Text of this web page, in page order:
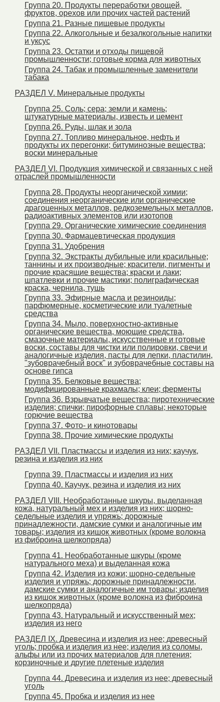
Группа 20. Продукты переработки овощей,
фруктов, орехов или прочих частей растений
Группа 21. Разные пищевые продукты
Группа 22. Алкогольные и безалкогольные напитки
и уксус
Группа 23. Остатки и отходы пищевой
промышленности; готовые корма для животных
Группа 24. Табак и промышленные заменители
табака
РАЗДЕЛ V. Минеральные продукты
Группа 25. Соль; сера; земли и камень;
штукатурные материалы, известь и цемент
Группа 26. Руды, шлак и зола
Группа 27. Топливо минеральное, нефть и
продукты их перегонки; битуминозные вещества;
воски минеральные
РАЗДЕЛ VI. Продукция химической и связанных с ней
отраслей промышленности
Группа 28. Продукты неорганической химии;
соединения неорганические или органические
драгоценных металлов, редкоземельных металлов,
радиоактивных элементов или изотопов
Группа 29. Органические химические соединения
Группа 30. Фармацевтическая продукция
Группа 31. Удобрения
Группа 32. Экстракты дубильные или красильные;
таннины и их производные; красители, пигменты и
прочие красящие вещества; краски и лаки;
шпатлевки и прочие мастики; полиграфическая
краска, чернила, тушь
Группа 33. Эфирные масла и резиноиды;
парфюмерные, косметические или туалетные
средства
Группа 34. Мыло, поверхностно-активные
органические вещества, моющие средства,
смазочные материалы, искусственные и готовые
воски, составы для чистки или полировки, свечи и
аналогичные изделия, пасты для лепки, пластилин,
"зубоврачебный воск" и зубоврачебные составы на
основе гипса
Группа 35. Белковые вещества;
модифицированные крахмалы; клеи; ферменты
Группа 36. Взрывчатые вещества; пиротехнические
изделия; спички; пирофорные сплавы; некоторые
горючие вещества
Группа 37. Фото- и кинотовары
Группа 38. Прочие химические продукты
РАЗДЕЛ VII. Пластмассы и изделия из них; каучук,
резина и изделия из них
Группа 39. Пластмассы и изделия из них
Группа 40. Каучук, резина и изделия из них
РАЗДЕЛ VIII. Hеобработанные шкуры, выделанная
кожа, натуральный мех и изделия из них; шорно-
седельные изделия и упряжь; дорожные
принадлежности, дамские сумки и аналогичные им
товары; изделия из кишок животных (кроме волокна
из фиброина шелкопряда)
Группа 41. Hеобработанные шкуры (кроме
натурального меха) и выделанная кожа
Группа 42. Изделия из кожи; шорно-седельные
изделия и упряжь; дорожные принадлежности,
дамские сумки и аналогичные им товары; изделия
из кишок животных (кроме волокна из фиброина
шелкопряда)
Группа 43. Натуральный и искусственный мех;
изделия из него
РАЗДЕЛ IX. Древесина и изделия из нее; древесный
уголь; пробка и изделия из нее; изделия из соломы,
альфы или из прочих материалов для плетения;
корзиночные и другие плетеные изделия
Группа 44. Древесина и изделия из нее; древесный
уголь
Группа 45. Пробка и изделия из нее